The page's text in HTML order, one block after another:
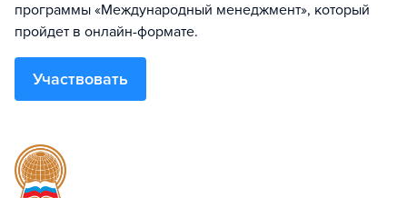
программы «Международный менеджмент», который
пройдет в онлайн-формате.
Участвовать